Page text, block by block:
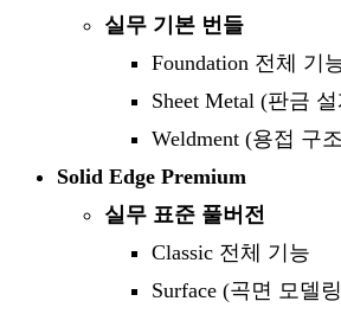
실무 기본 번들
Foundation 전체 기
Sheet Metal (판금
Weldment (용접 구
Solid Edge Premium
실무 표준 풀버전
Classic 전체 기능
Surface (곡면 모델